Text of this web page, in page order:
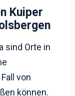
Kuiper
Orte in
von
können.